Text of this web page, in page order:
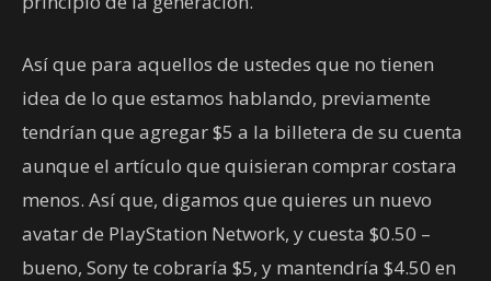
Así que para aquellos de ustedes que no tienen
idea de lo que estamos hablando, previamente
tendrían que agregar $5 a la billetera de su cuenta
aunque el artículo que quisieran comprar costara
menos. Así que, digamos que quieres un nuevo
avatar de PlayStation Network, y cuesta $0.50 –
bueno, Sony te cobraría $5, y mantendría $4.50 en